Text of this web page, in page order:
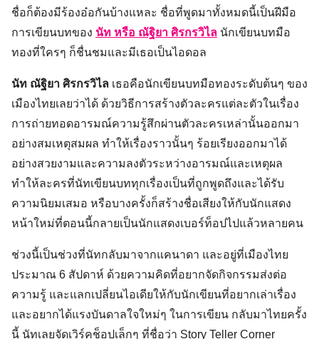
ชื่อก็ต้องมีร้องอ๋อกันบ้างแหละ ชื่อที่พูดมาทั้งหมดนี้เป็นฝีมือ
การเขียนบทของ นัท หรือ ณัฐิยา ศิรกรวิไล นักเขียนบทมือ
ทองที่ใครๆ ก็ชื่นชมและมีเธอเป็นไอดอล
นัท ณัฐิยา ศิรกรวิไล เธอคือนักเขียนบทมือทองระดับต้นๆ ของ
เมืองไทยเลยว่าได้ ด้วยวิธีการสร้างตัวละครแต่ละตัวในเรื่อง
การถ่ายทอดอารมณ์ความรู้สึกผ่านตัวละครเหล่านั้นออกมา
อย่างสมเหตุสมผล ทำให้เรื่องราวนั้นๆ ร้อยเรียงออกมาได้
อย่างสวยงามและความลงตัวระหว่างอารมณ์และเหตุผล
ทำให้ละครที่นัทเขียนบททุกเรื่องเป็นที่ถูกพูดถึงและได้รับ
ความนิยมเสมอ หรือบางครั้งก็สร้างชื่อเสียงให้กับนักแสดง
หน้าใหม่ที่ตอนนี้กลายเป็นนักแสดงเบอร์ท็อปไปแล้วหลายคน
ช่วงนี้เป็นช่วงที่นัทกลับมาจากแคนาดา และอยู่ที่เมืองไทย
ประมาณ 6 สัปดาห์ ด้วยความคิดที่อยากจัดกิจกรรมส่งต่อ
ความรู้ และแลกเปลี่ยนไอเดียให้กับนักเขียนที่อยากเล่าเรื่อง
และอยากได้แรงบันดาลใจใหม่ๆ ในการเขียน กลับมาไทยครั้ง
นี้ นัทเลยจัดเวิร์คช็อปเล็กๆ ที่ชื่อว่า Story Teller Corner